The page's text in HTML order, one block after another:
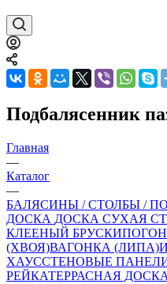
Подбалясенник
Главная
—
Каталог
—
БАЛЯСИНЫ / СТОЛБЫ /
ДОСКА ДОСКА СУХАЯ
КЛЕЕНЫЙ БРУСКИ
(ХВОЯ)ВАГОНКА (ЛИПА)
ХАУССТЕНОВЫЕ
РЕЙКАТЕРРАСНАЯ